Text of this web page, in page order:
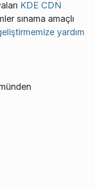
KDE CDN
sınama amaçlı
yardım